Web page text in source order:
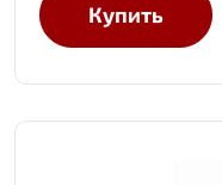
Купить